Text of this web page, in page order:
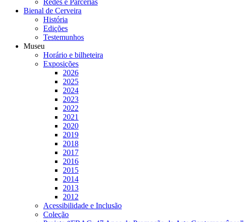
Redes e Parcerias
Bienal de Cerveira
História
Edições
Testemunhos
Museu
Horário e bilheteira
Exposições
2026
2025
2024
2023
2022
2021
2020
2019
2018
2017
2016
2015
2014
2013
2012
Acessibilidade e Inclusão
Coleção